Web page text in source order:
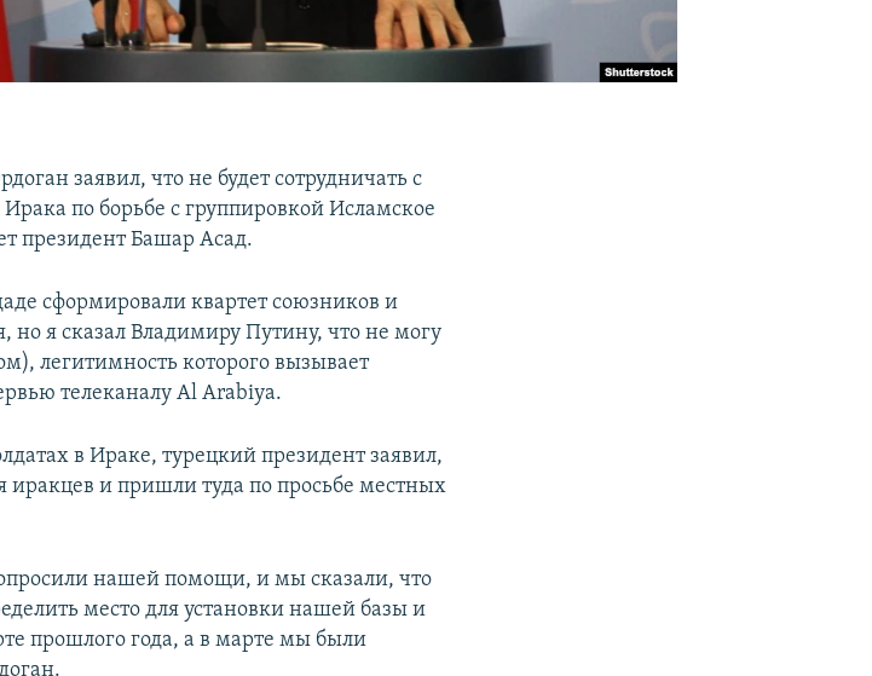
заявил, что не будет сотрудничать с
по борьбе с группировкой Исламское
президент Башар Асад.
сформировали квартет союзников и
я сказал Владимиру Путину, что не могу
легитимность которого вызывает
телеканалу Al Arabiya.
в Ираке, турецкий президент заявил,
иракцев и пришли туда по просьбе местных
нашей помощи, и мы сказали, что
место для установки нашей базы и
прошлого года, а в марте мы были